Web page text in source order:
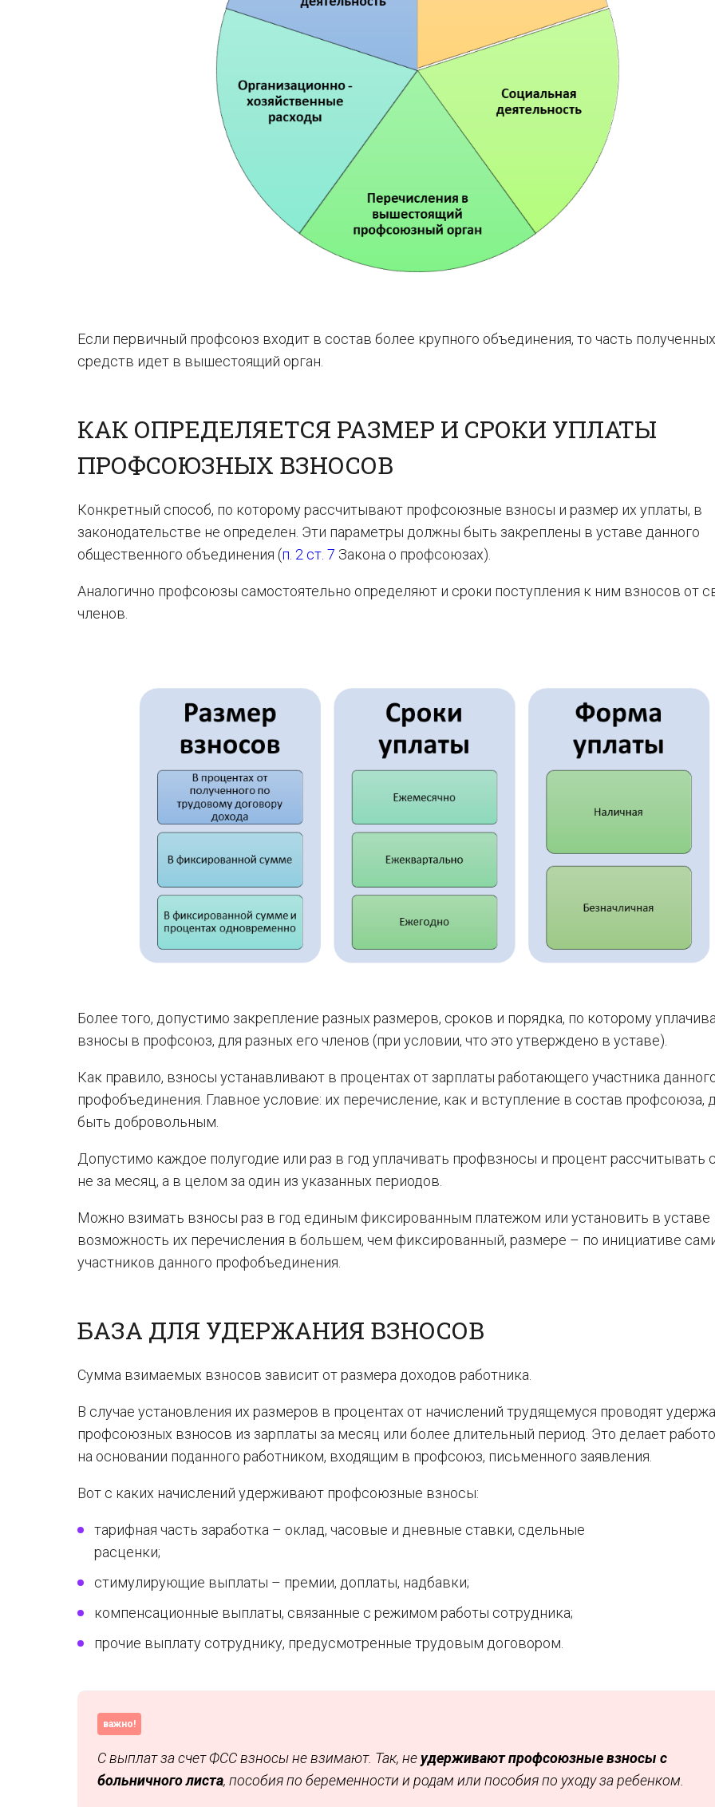
Если первичный профсоюз входит в состав более крупного объединения, то часть полученных
средств идет в вышестоящий орган.
КАК ОПРЕДЕЛЯЕТСЯ РАЗМЕР И СРОКИ УПЛАТЫ
ПРОФСОЮЗНЫХ ВЗНОСОВ
Конкретный способ, по которому рассчитывают профсоюзные взносы и размер их уплаты, в
законодательстве не определен. Эти параметры должны быть закреплены в уставе данного
общественного объединения (п. 2 ст. 7 Закона о профсоюзах).
Аналогично профсоюзы самостоятельно определяют и сроки поступления к ним взносов от
членов.
Более того, допустимо закрепление разных размеров, сроков и порядка, по которому
взносы в профсоюз, для разных его членов (при условии, что это утверждено в уставе).
Как правило, взносы устанавливают в процентах от зарплаты работающего участника
профобъединения. Главное условие: их перечисление, как и вступление в состав профсоюза,
быть добровольным.
Допустимо каждое полугодие или раз в год уплачивать профвзносы и процент рассчитывать
не за месяц, а в целом за один из указанных периодов.
Можно взимать взносы раз в год единым фиксированным платежом или установить в уставе
возможность их перечисления в большем, чем фиксированный, размере – по инициативе
участников данного профобъединения.
БАЗА ДЛЯ УДЕРЖАНИЯ ВЗНОСОВ
Сумма взимаемых взносов зависит от размера доходов работника.
В случае установления их размеров в процентах от начислений трудящемуся проводят
профсоюзных взносов из зарплаты за месяц или более длительный период. Это делает
на основании поданного работником, входящим в профсоюз, письменного заявления.
Вот с каких начислений удерживают профсоюзные взносы:
тарифная часть заработка – оклад, часовые и дневные ставки, сдельные
расценки;
стимулирующие выплаты – премии, доплаты, надбавки;
компенсационные выплаты, связанные с режимом работы сотрудника;
прочие выплату сотруднику, предусмотренные трудовым договором.
важно!
С выплат за счет ФСС взносы не взимают. Так, неудерживают профсоюзные взносы с
больничного листа, пособия по беременности и родам или пособия по уходу за ребенком.